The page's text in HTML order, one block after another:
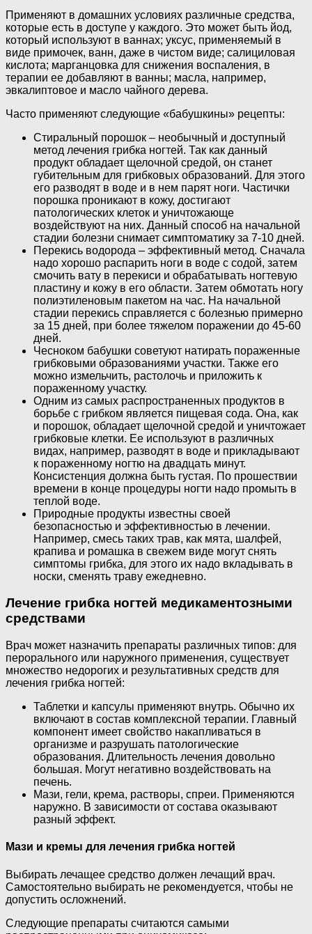
Применяют в домашних условиях различные средства,
которые есть в доступе у каждого. Это может быть йод,
который используют в ваннах; уксус, применяемый в
виде примочек, ванн, даже в чистом виде; салициловая
кислота; марганцовка для снижения воспаления, в
терапии ее добавляют в ванны; масла, например,
эвкалиптовое и масло чайного дерева.
Часто применяют следующие «бабушкины» рецепты:
Стиральный порошок – необычный и доступный
метод лечения грибка ногтей. Так как данный
продукт обладает щелочной средой, он станет
губительным для грибковых образований. Для этого
его разводят в воде и в нем парят ноги. Частички
порошка проникают в кожу, достигают
патологических клеток и уничтожающе
воздействуют на них. Данный способ на начальной
стадии болезни снимает симптоматику за 7-10 дней.
Перекись водорода – эффективный метод. Сначала
надо хорошо распарить ноги в воде с содой, затем
смочить вату в перекиси и обрабатывать ногтевую
пластину и кожу в его области. Затем обмотать ногу
полиэтиленовым пакетом на час. На начальной
стадии перекись справляется с болезнью примерно
за 15 дней, при более тяжелом поражении до 45-60
дней.
Чесноком бабушки советуют натирать пораженные
грибковыми образованиями участки. Также его
можно измельчить, растолочь и приложить к
пораженному участку.
Одним из самых распространенных продуктов в
борьбе с грибком является пищевая сода. Она, как
и порошок, обладает щелочной средой и уничтожает
грибковые клетки. Ее используют в различных
видах, например, разводят в воде и прикладывают
к пораженному ногтю на двадцать минут.
Консистенция должна быть густая. По прошествии
времени в конце процедуры ногти надо промыть в
теплой воде.
Природные продукты известны своей
безопасностью и эффективностью в лечении.
Например, смесь таких трав, как мята, шалфей,
крапива и ромашка в свежем виде могут снять
симптомы грибка, для этого их надо вкладывать в
носки, сменять траву ежедневно.
Лечение грибка ногтей медикаментозными
средствами
Врач может назначить препараты различных типов: для
перорального или наружного применения, существует
множество недорогих и результативных средств для
лечения грибка ногтей:
Таблетки и капсулы применяют внутрь. Обычно их
включают в состав комплексной терапии. Главный
компонент имеет свойство накапливаться в
организме и разрушать патологические
образования. Длительность лечения довольно
большая. Могут негативно воздействовать на
печень.
Мази, гели, крема, растворы, спреи. Применяются
наружно. В зависимости от состава оказывают
разный эффект.
Мази и кремы для лечения грибка ногтей
Выбирать лечащее средство должен лечащий врач.
Самостоятельно выбирать не рекомендуется, чтобы не
допустить осложнений.
Следующие препараты считаются самыми